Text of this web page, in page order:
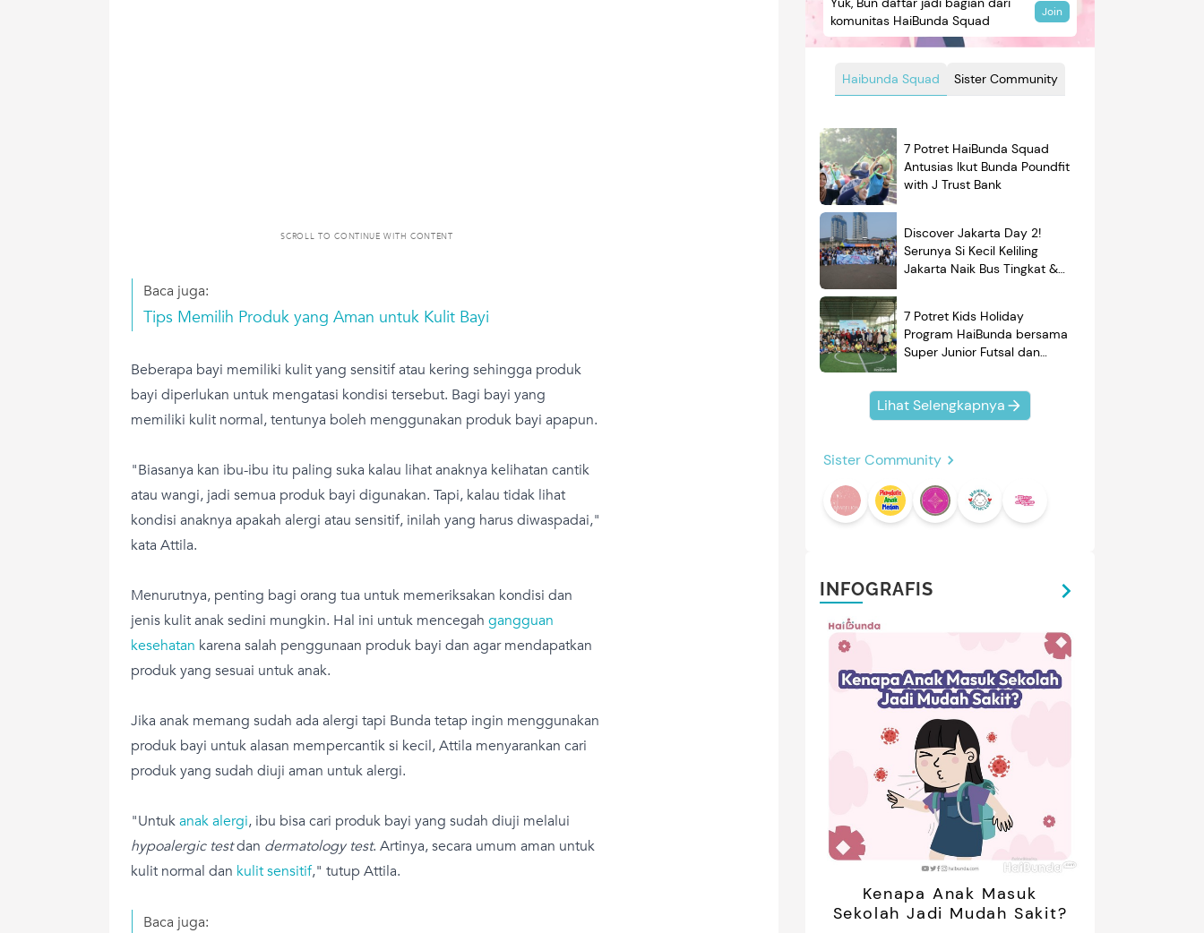
SCROLL TO CONTINUE WITH CONTENT
Baca juga:
Tips Memilih Produk yang Aman untuk Kulit Bayi
Beberapa bayi memiliki kulit yang sensitif atau kering sehingga produk
bayi diperlukan untuk mengatasi kondisi tersebut. Bagi bayi yang
memiliki kulit normal, tentunya boleh menggunakan produk bayi apapun.
"Biasanya kan ibu-ibu itu paling suka kalau lihat anaknya kelihatan cantik
atau wangi, jadi semua produk bayi digunakan. Tapi, kalau tidak lihat
kondisi anaknya apakah alergi atau sensitif, inilah yang harus diwaspadai,"
kata Attila.
Menurutnya, penting bagi orang tua untuk memeriksakan kondisi dan
jenis kulit anak sedini mungkin. Hal ini untuk mencegah gangguan
kesehatan karena salah penggunaan produk bayi dan agar mendapatkan
produk yang sesuai untuk anak.
Jika anak memang sudah ada alergi tapi Bunda tetap ingin menggunakan
produk bayi untuk alasan mempercantik si kecil, Attila menyarankan cari
produk yang sudah diuji aman untuk alergi.
"Untukanak alergi, ibu bisa cari produk bayi yang sudah diuji melalui
hypoalergic testdan dermatology test. Artinya, secara umum aman untuk
kulit normal dan kulit sensitif," tutup Attila.
Baca juga:
Haibunda Squad Sister Community
komunitas HaiBunda Squad
Join
7 Potret HaiBunda Squad
Antusias Ikut Bunda Poundfit
with J Trust Bank
Discover Jakarta Day 2!
Serunya Si Kecil Keliling
Jakarta Naik Bus Tingkat &
7 Potret Kids Holiday
Program HaiBunda bersama
Super Junior Futsal dan
Kompak Banget!
Lihat Selengkapnya
Sister Community
INFOGRAFIS
Kenapa Anak Masuk
Sekolah Jadi Mudah Sakit?